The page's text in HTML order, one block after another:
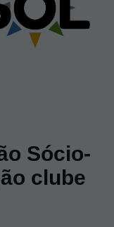
Sócio-
clube